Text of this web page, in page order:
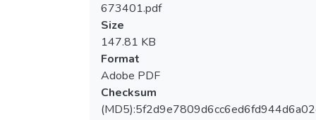
673401.pdf
Size
147.81 KB
Format
Adobe PDF
Checksum